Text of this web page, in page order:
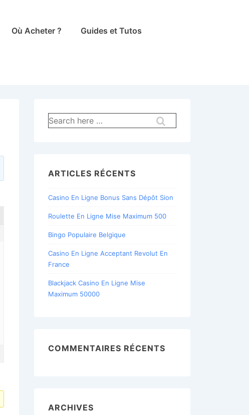
Où Acheter ? Guides et Tutos
Recherche
pour:
ARTICLES RÉCENTS
Casino En Ligne Bonus Sans Dépôt Sion
Roulette En Ligne Mise Maximum 500
Bingo Populaire Belgique
Casino En Ligne Acceptant Revolut En
France
Blackjack Casino En Ligne Mise
Maximum 50000
COMMENTAIRES RÉCENTS
ARCHIVES